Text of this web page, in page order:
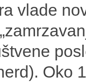
vlade
Oko